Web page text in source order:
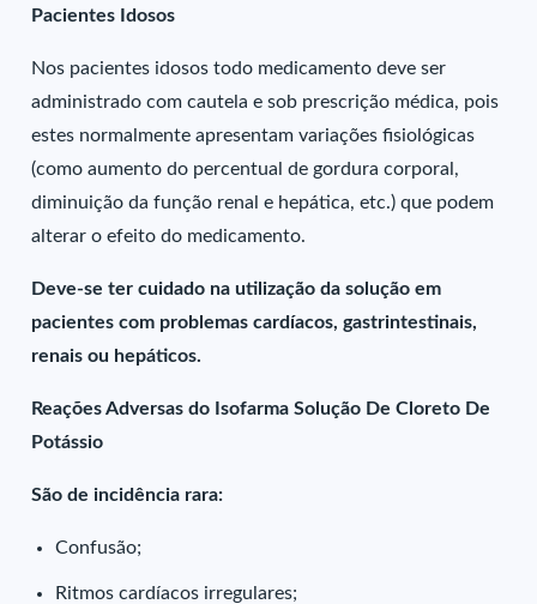
Pacientes Idosos
Nos pacientes idosos todo medicamento deve ser
administrado com cautela e sob prescrição médica, pois
estes normalmente apresentam variações fisiológicas
(como aumento do percentual de gordura corporal,
diminuição da função renal e hepática, etc.) que podem
alterar o efeito do medicamento.
Deve-se ter cuidado na utilização da solução em
pacientes com problemas cardíacos, gastrintestinais,
renais ou hepáticos.
Reações Adversas do Isofarma Solução De Cloreto De
Potássio
São de incidência rara:
Confusão;
Ritmos cardíacos irregulares;